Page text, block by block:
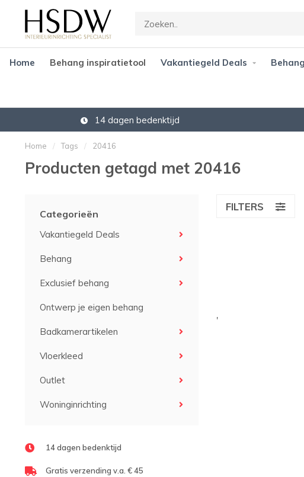
Home Behang inspiratietool Vakantiegeld Deals Behang
14 dagen bedenktijd
Home / Tags / 20416
Producten getagd met 20416
Categorieën
Vakantiegeld Deals
Behang
Exclusief behang
Ontwerp je eigen behang
Badkamerartikelen
Vloerkleed
Outlet
Woninginrichting
14 dagen bedenktijd
Gratis verzending v.a. € 45
FILTERS
'